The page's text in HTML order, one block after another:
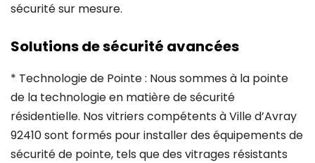
sécurité sur mesure.
Solutions de sécurité avancées
* Technologie de Pointe : Nous sommes à la pointe
de la technologie en matière de sécurité
résidentielle. Nos vitriers compétents à Ville d’Avray
92410 sont formés pour installer des équipements de
sécurité de pointe, tels que des vitrages résistants